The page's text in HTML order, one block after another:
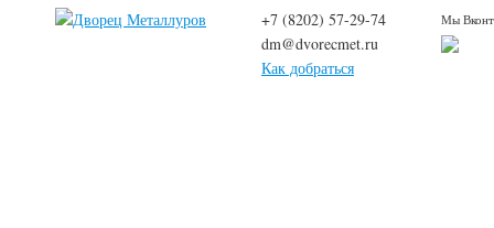
+7 (8202) 57-29-74
dm@dvorecmet.ru
Как добраться
Мы